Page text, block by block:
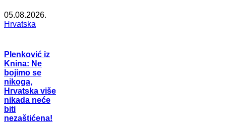
05.08.2026.
Hrvatska
Plenković iz
Knina: Ne
bojimo se
nikoga,
Hrvatska više
nikada neće
biti
nezaštićena!